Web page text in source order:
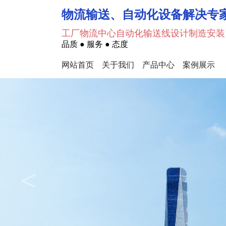
物流输送、自动化设备解决专
工厂物流中心自动化输送线设计制造安装
品质 ● 服务 ● 态度
网站首页 关于我们 产品中心 案例展示
<